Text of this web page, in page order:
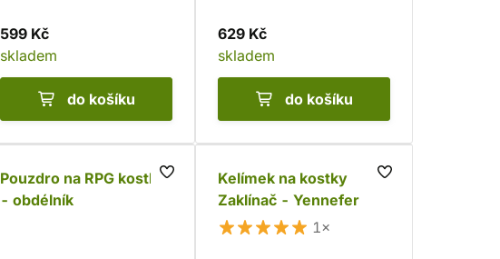
599 Kč
skladem
do košíku
629 Kč
skladem
do košíku
Pouzdro na RPG kostky
- obdélník
Kelímek na kostky
Zaklínač - Yennefer
1×